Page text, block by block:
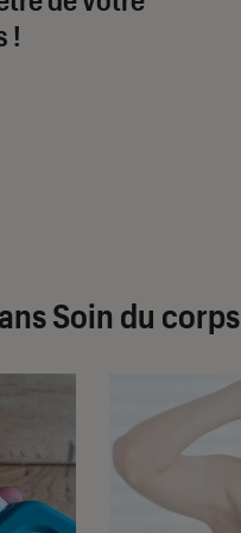
!
Soin du corps